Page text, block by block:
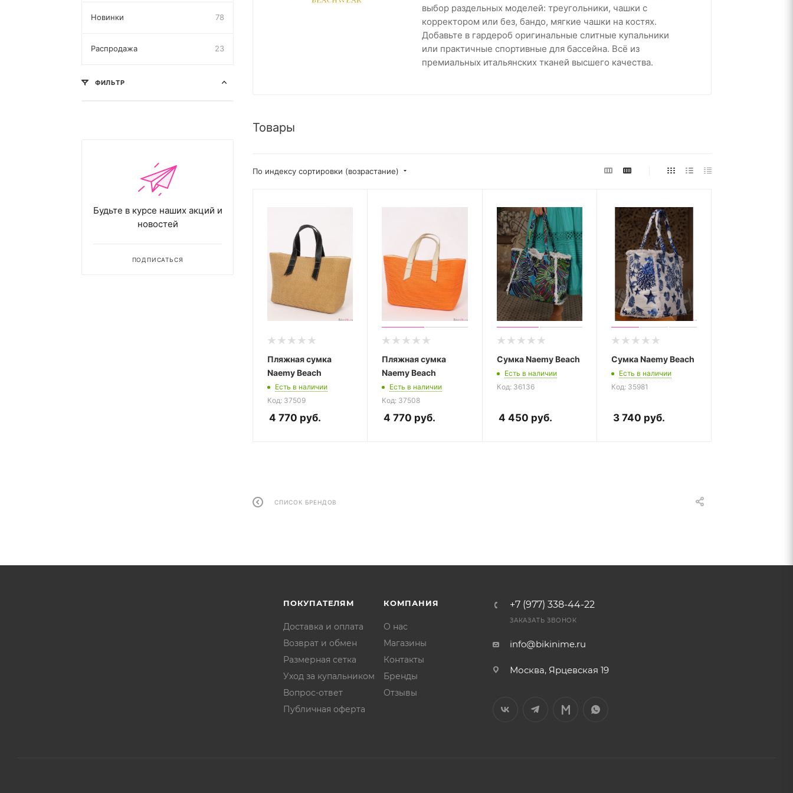
выбор раздельных моделей: треугольники, чашки с
корректором или без, бандо, мягкие чашки на костях.
Добавьте в гардероб оригинальные слитные купальники
или практичные спортивные для бассейна. Всё из
премиальных итальянских тканей высшего качества.
Товары
По индексу сортировки (возрастание)
Пляжная сумка
Naemy Beach
Есть в наличии
Код: 37509
4 770 руб.
Пляжная сумка
Naemy Beach
Есть в наличии
Код: 37508
4 770 руб.
Сумка Naemy Beach
Есть в наличии
Код: 36136
4 450 руб.
Сумка Naemy Beach
Есть в наличии
Код: 35981
3 740 руб.
СПИСОК БРЕНДОВ
Новинки 78
Распродажа 23
ФИЛЬТР
Будьте в курсе наших акций и
новостей
ПОДПИСАТЬСЯ
ПОКУПАТЕЛЯМ
Доставка и оплата
Возврат и обмен
Размерная сетка
Уход за купальником
Вопрос-ответ
Публичная оферта
КОМПАНИЯ
О нас
Магазины
Контакты
Бренды
Отзывы
+7 (977) 338-44-22
ЗАКАЗАТЬ ЗВОНОК
info@bikinime.ru
Москва, Ярцевская 19